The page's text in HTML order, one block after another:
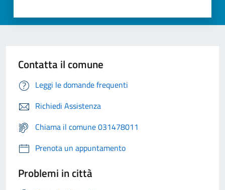
Contatta il comune
Leggi le domande frequenti
Richiedi Assistenza
Chiama il comune 031478011
Prenota un appuntamento
Problemi in città